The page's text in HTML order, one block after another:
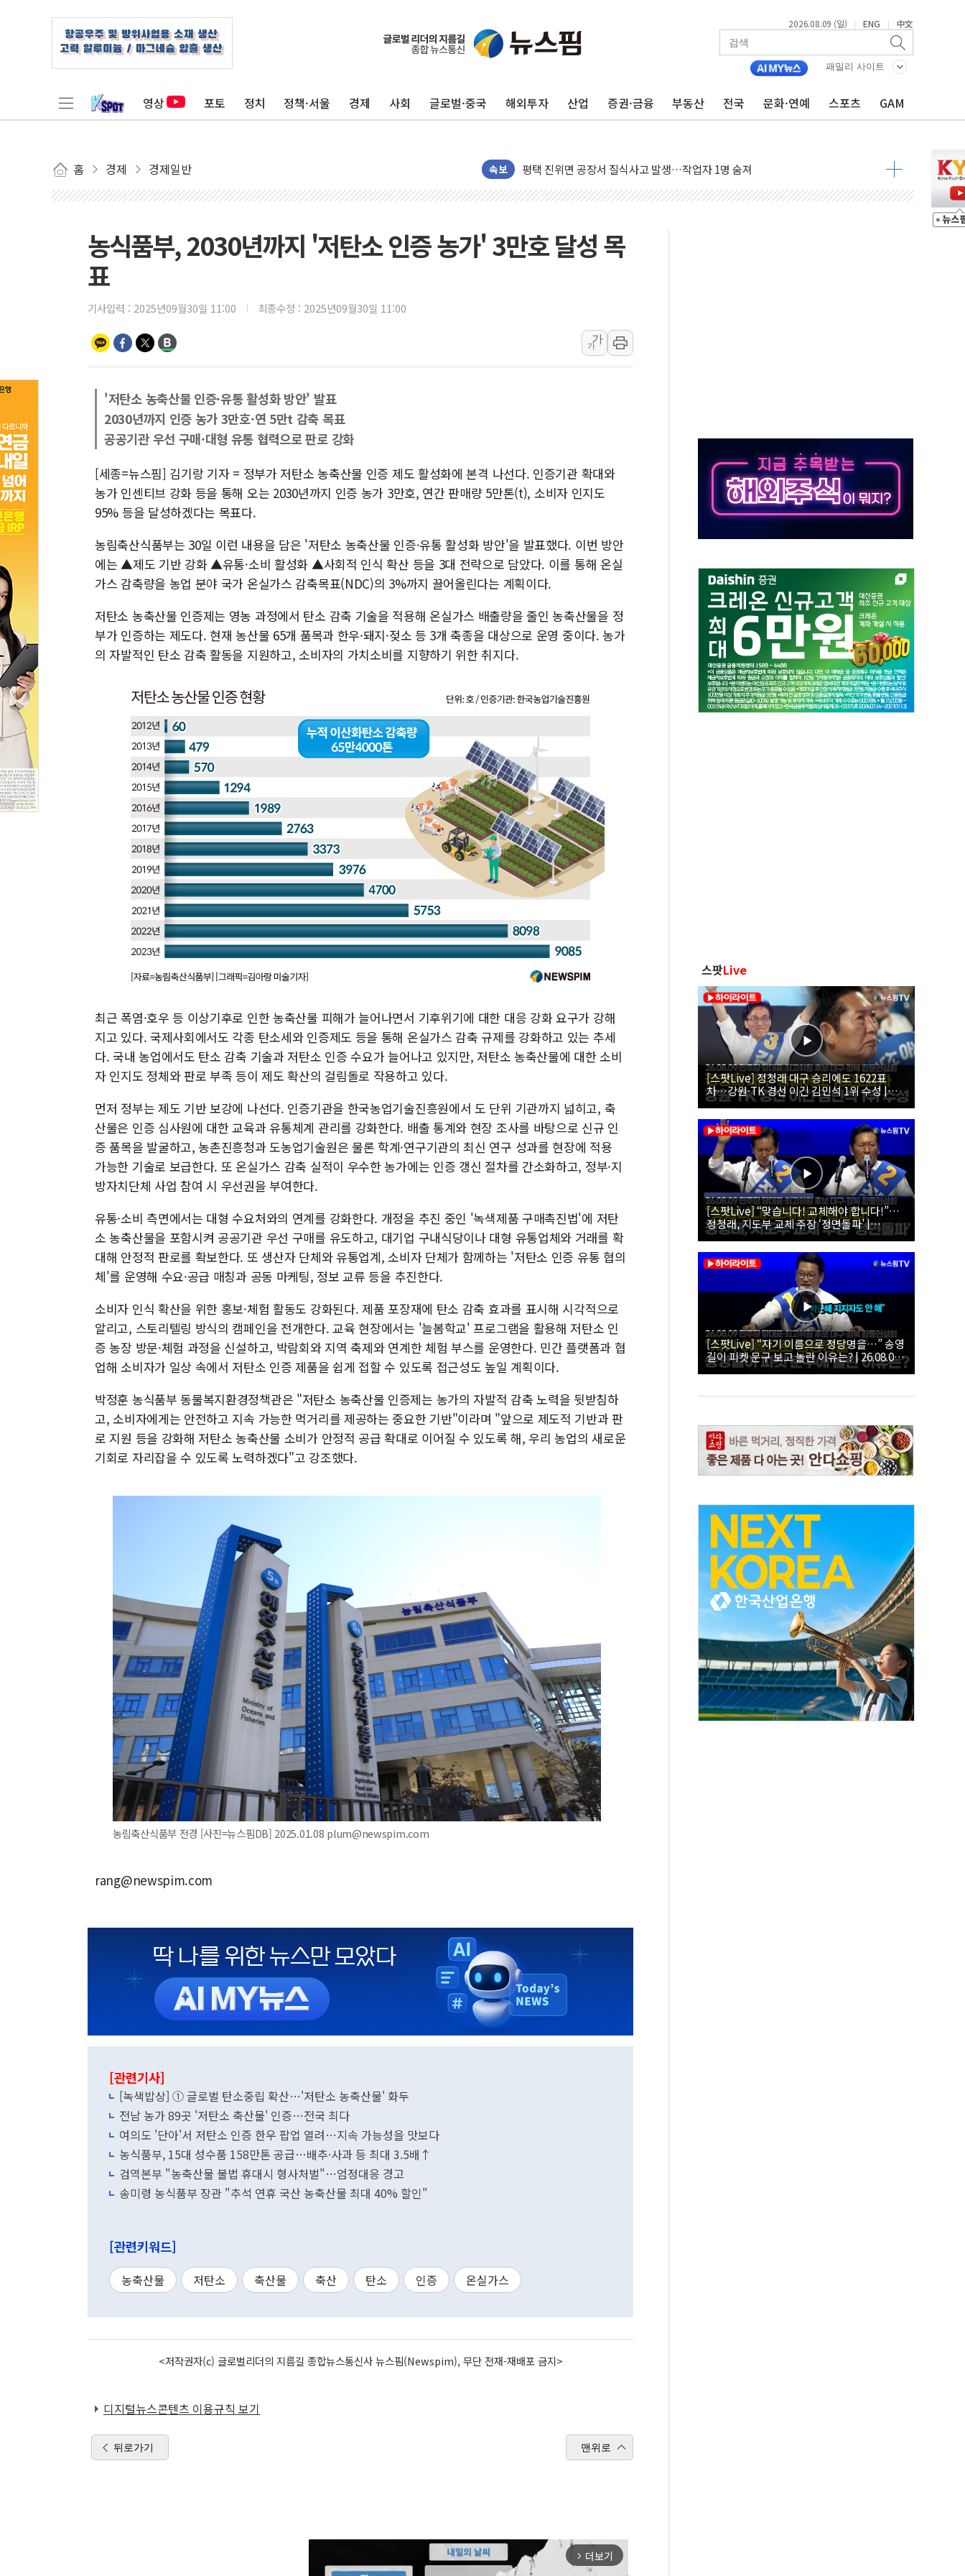
2026.08.09 (일) | ENG | 中文
패밀리 사이트
영상 포토 정치 정책·서울 경제 사회 글로벌·중국 해외투자 산업 증권·금융 부동산 전국 문화·연예 스포츠 GAM
홈 경제 경제일반 속보
포항 블루밸리 국가산단에 '철강 AI융합실증센터' 들어선다
상주 낙동강 선착장 하류서 50대 숨진 채 발견...경찰, 조사 중
민주당 경북도당위원장에 오중기 당선...합산득표율 68.63%
인천서 말다툼 중 어머니 살해 10대 구속…범행 후 반려견도 죽여
[속보] 민주, 대구 경선 결과 발표...정청래 47.82% 김민석 46.35% 송영길 5.83%
[속보] 민주, 강원 경선 결과 발표...김민석 50.30% 정청래 41.94% 송영길 7.76%
병무청, 보충역 전면 손질… 예술·체육요원 최대 33% 감축
홈플러스發 대형마트 판매, 역대 최대폭 감소한 9.4%↓…유통업계 양극화 심화
윤준병·이해민 의원, '정부 특사'로 콜롬비아 대통령 취임식 참석
'호우·산사태 주의보' 울진 시간당 30mm 강한 비...호우 피해 없어
여야, 황희 '버스 하우스' 공방…野 "청년 우롱 기괴" vs 與 "송구한 해프닝"
농식품부, 2030년까지 '저탄소 인증 농가' 3만호 달성 목
표
기사입력 : 2025년09월30일 11:00 최종수정 : 2025년09월30일 11:00
가
가
'저탄소 농축산물 인증·유통 활성화 방안' 발표
2030년까지 인증 농가 3만호·연 5만t 감축 목표
공공기관 우선 구매·대형 유통 협력으로 판로 강화
[세종=뉴스핌] 김기랑 기자 = 정부가 저탄소 농축산물 인증 제도 활성화에 본격 나선다. 인증기관 확대와
농가 인센티브 강화 등을 통해 오는 2030년까지 인증 농가 3만호, 연간 판매량 5만톤(t), 소비자 인지도
95% 등을 달성하겠다는 목표다.
농림축산식품부는 30일 이런 내용을 담은 '저탄소 농축산물 인증·유통 활성화 방안'을 발표했다. 이번 방안
에는 ▲제도 기반 강화 ▲유통·소비 활성화 ▲사회적 인식 확산 등을 3대 전략으로 담았다. 이를 통해 온실
가스 감축량을 농업 분야 국가 온실가스 감축목표(NDC)의 3%까지 끌어올린다는 계획이다.
저탄소 농축산물 인증제는 영농 과정에서 탄소 감축 기술을 적용해 온실가스 배출량을 줄인 농축산물을 정
부가 인증하는 제도다. 현재 농산물 65개 품목과 한우·돼지·젖소 등 3개 축종을 대상으로 운영 중이다. 농가
의 자발적인 탄소 감축 활동을 지원하고, 소비자의 가치소비를 지향하기 위한 취지다.
최근 폭염·호우 등 이상기후로 인한 농축산물 피해가 늘어나면서 기후위기에 대한 대응 강화 요구가 강해
지고 있다. 국제사회에서도 각종 탄소세와 인증제도 등을 통해 온실가스 감축 규제를 강화하고 있는 추세
다. 국내 농업에서도 탄소 감축 기술과 저탄소 인증 수요가 늘어나고 있지만, 저탄소 농축산물에 대한 소비
자 인지도 정체와 판로 부족 등이 제도 확산의 걸림돌로 작용하고 있다.
먼저 정부는 제도 기반 보강에 나선다. 인증기관을 한국농업기술진흥원에서 도 단위 기관까지 넓히고, 축
산물은 인증 심사원에 대한 교육과 유통체계 관리를 강화한다. 배출 통계와 현장 조사를 바탕으로 신규 인
증 품목을 발굴하고, 농촌진흥청과 도농업기술원은 물론 학계·연구기관의 최신 연구 성과를 현장에 적용
가능한 기술로 보급한다. 또 온실가스 감축 실적이 우수한 농가에는 인증 갱신 절차를 간소화하고, 정부·지
방자치단체 사업 참여 시 우선권을 부여한다.
유통·소비 측면에서는 대형 수요처와의 연계를 강화한다. 개정을 추진 중인 '녹색제품 구매촉진법'에 저탄
소 농축산물을 포함시켜 공공기관 우선 구매를 유도하고, 대기업 구내식당이나 대형 유통업체와 거래를 확
대해 안정적 판로를 확보한다. 또 생산자 단체와 유통업계, 소비자 단체가 함께하는 '저탄소 인증 유통 협의
체'를 운영해 수요·공급 매칭과 공동 마케팅, 정보 교류 등을 추진한다.
소비자 인식 확산을 위한 홍보·체험 활동도 강화된다. 제품 포장재에 탄소 감축 효과를 표시해 시각적으로
알리고, 스토리텔링 방식의 캠페인을 전개한다. 교육 현장에서는 '늘봄학교' 프로그램을 활용해 저탄소 인
증 농장 방문·체험 과정을 신설하고, 박람회와 지역 축제와 연계한 체험 부스를 운영한다. 민간 플랫폼과 협
업해 소비자가 일상 속에서 저탄소 인증 제품을 쉽게 접할 수 있도록 접근성도 높일 계획이다.
박정훈 농식품부 동물복지환경정책관은 "저탄소 농축산물 인증제는 농가의 자발적 감축 노력을 뒷받침하
고, 소비자에게는 안전하고 지속 가능한 먹거리를 제공하는 중요한 기반"이라며 "앞으로 제도적 기반과 판
로 지원 등을 강화해 저탄소 농축산물 소비가 안정적 공급 확대로 이어질 수 있도록 해, 우리 농업의 새로운
기회로 자리잡을 수 있도록 노력하겠다"고 강조했다.
농림축산식품부 전경 [사진=뉴스핌DB] 2025.01.08 plum@newspim.com
rang@newspim.com
[관련기사]
[녹색밥상] ① 글로벌 탄소중립 확산…'저탄소 농축산물' 화두
전남 농가 89곳 '저탄소 축산물' 인증…전국 최다
여의도 '단아'서 저탄소 인증 한우 팝업 열려…지속 가능성을 맛보다
농식품부, 15대 성수품 158만톤 공급…배추·사과 등 최대 3.5배↑
검역본부 "농축산물 불법 휴대시 형사처벌"…엄정대응 경고
송미령 농식품부 장관 "추석 연휴 국산 농축산물 최대 40% 할인"
[관련키워드]
농축산물 저탄소 축산물 축산 탄소 인증 온실가스
<저작권자(c) 글로벌리더의 지름길 종합뉴스통신사 뉴스핌(Newspim), 무단 전재-재배포 금지>
디지털뉴스콘텐츠 이용규칙 보기
뒤로가기 맨위로
arrow_forward_ios 더보기
스팟Live
[스팟Live] 정청래 대구 승리에도 1622표
차…강원·TK 경선 이긴 김민석 1위 수성 |
26.08.09 더불어민주당 당대표·최고위원 후
보 대구·경북 합동연설회
[스팟Live] “맞습니다! 교체해야 합니다!”…
정청래, 지도부 교체 주장 ‘정면돌파’ |
26.08.09 더불어민주당 당대표·최고위원 후
보 대구·경북 합동연설회
[스팟Live] “자기 이름으로 정당명을…” 송영
길이 피켓 문구 보고 놀란 이유는? | 26.08.09
더불어민주당 당대표·최고위원 후보 대구·경